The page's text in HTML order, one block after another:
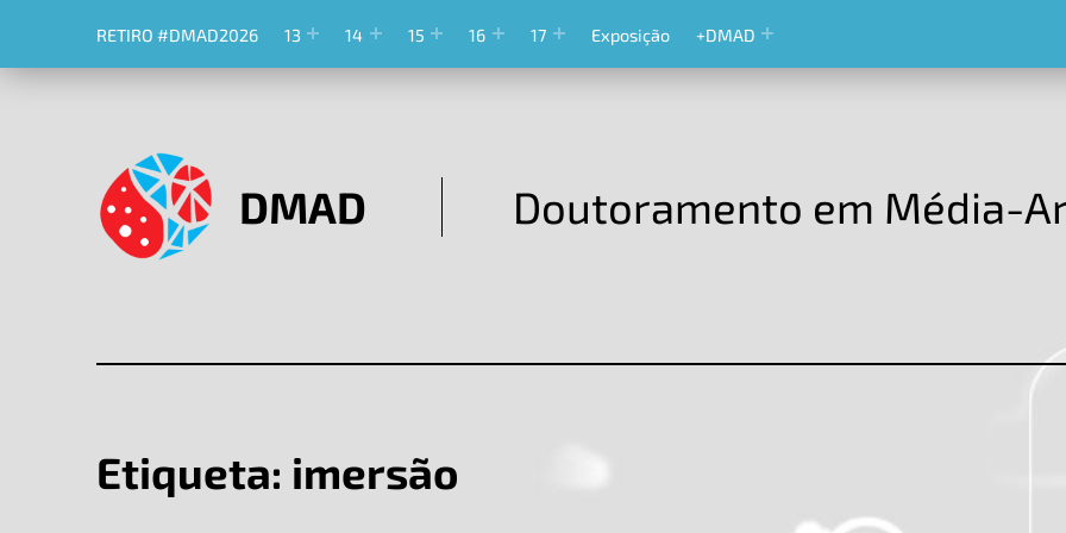
RETIRO #DMAD2026
13 14 15 16 17 Exposição +DMAD
DMAD Doutoramento em Média-
Etiqueta: imersão